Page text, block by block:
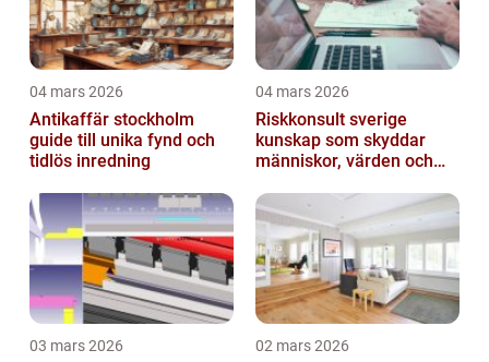
04 mars 2026
Antikaffär stockholm
guide till unika fynd och
tidlös inredning
04 mars 2026
Riskkonsult sverige
kunskap som skyddar
människor, värden och
03 mars 2026 02 mars 2026